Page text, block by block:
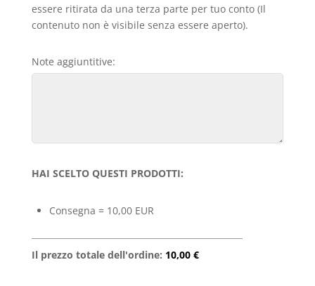
essere ritirata da una terza parte per tuo conto (Il
contenuto non è visibile senza essere aperto).
Note aggiuntitive:
HAI SCELTO QUESTI PRODOTTI:
Consegna = 10,00 EUR
Il prezzo totale dell'ordine: 10,00 €